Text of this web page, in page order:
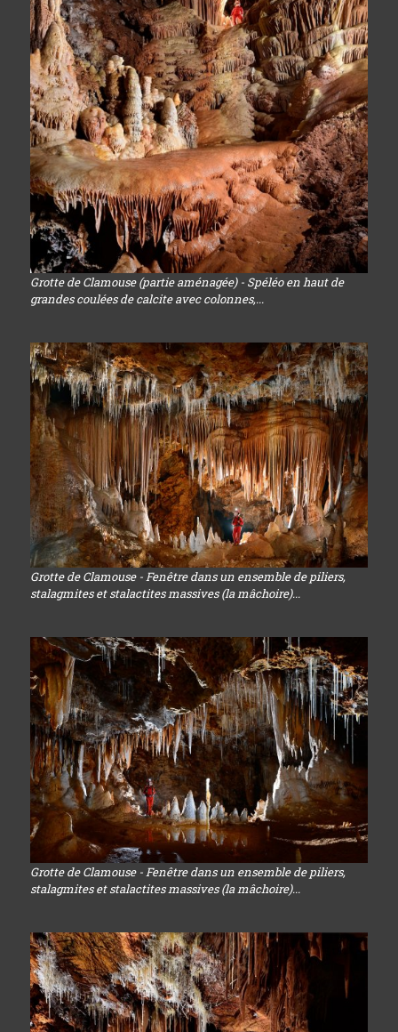
Grotte de Clamouse (partie aménagée) - Spéléo en haut de
grandes coulées de calcite avec colonnes,...
Grotte de Clamouse - Fenêtre dans un ensemble de piliers,
stalagmites et stalactites massives (la mâchoire)...
Grotte de Clamouse - Fenêtre dans un ensemble de piliers,
stalagmites et stalactites massives (la mâchoire)...